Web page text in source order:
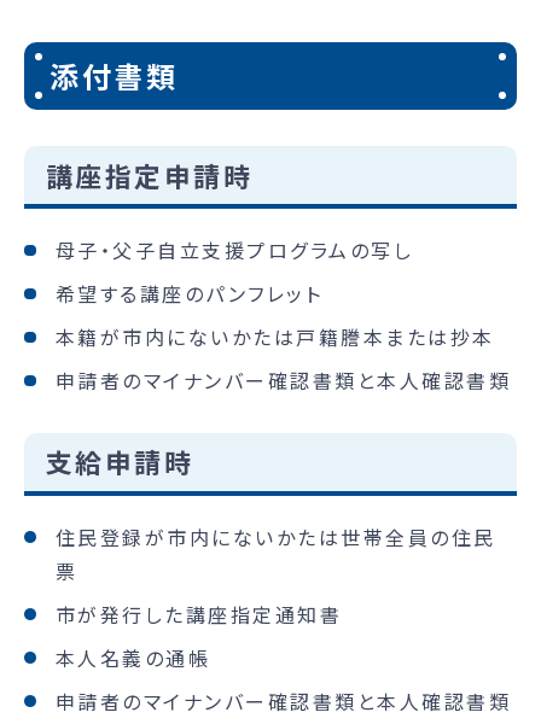
添付書類
講座指定申請時
母子・父子自立支援プログラムの写し
希望する講座のパンフレット
本籍が市内にないかたは戸籍謄本または抄本
申請者のマイナンバー確認書類と本人確認書類
支給申請時
住民登録が市内にないかたは世帯全員の住民
票
市が発行した講座指定通知書
本人名義の通帳
申請者のマイナンバー確認書類と本人確認書類